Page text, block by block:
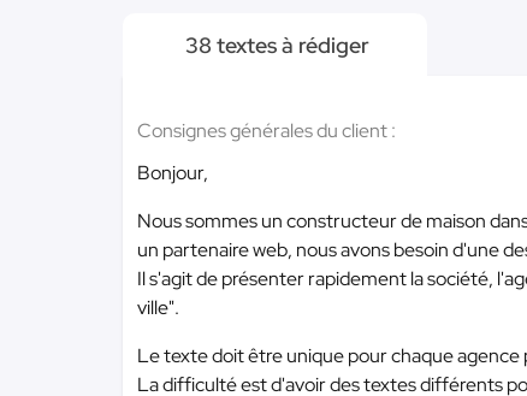
38 textes à rédiger
Consignes générales du client :
Bonjour,
Nous sommes un constructeur de maison
un partenaire web, nous avons besoin d'une
Il s'agit de présenter rapidement la société,
ville".
Le texte doit être unique pour chaque
La difficulté est d'avoir des textes différents